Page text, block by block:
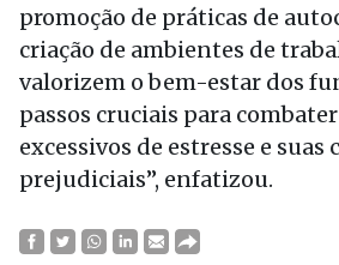
promoção de práticas de
criação de ambientes de
valorizem o bem-estar dos
passos cruciais para
excessivos de estresse e suas
prejudiciais”, enfatizou.